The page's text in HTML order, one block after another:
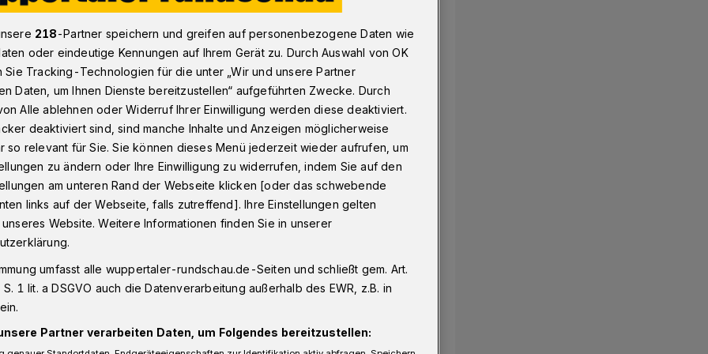
Wuppertal: Freies Malen und Gestalten für Kinder
Gestalten für
startet wieder der Mini- Kunst-
Heydt-Museum (Turmhof 8). Jeden
oder einen Kaffee trinken gehen,
die Möglichkeit, das Museum,
und Künstlern und verschiedene
218-Partner speichern und greifen auf personenbezogene Daten wie
oder eindeutige Kennungen auf Ihrem Gerät zu. Durch Auswahl von OK
Sie Tracking-Technologien für die unter „Wir und unsere Partner
Daten, um Ihnen Dienste bereitzustellen“ aufgeführten Zwecke. Durch
Alle ablehnen oder Widerruf Ihrer Einwilligung werden diese deaktiviert.
deaktiviert sind, sind manche Inhalte und Anzeigen möglicherweise
so relevant für Sie. Sie können dieses Menü jederzeit wieder aufrufen, um
zu ändern oder Ihre Einwilligung zu widerrufen, indem Sie auf den
am unteren Rand der Webseite klicken [oder das schwebende
links auf der Webseite, falls zutreffend]. Ihre Einstellungen gelten
Website. Weitere Informationen finden Sie in unserer
umfasst alle wuppertaler-rundschau.de-Seiten und schließt gem. Art.
1 lit. a DSGVO auch die Datenverarbeitung außerhalb des EWR, z.B. in
Partner verarbeiten Daten, um Folgendes bereitzustellen: